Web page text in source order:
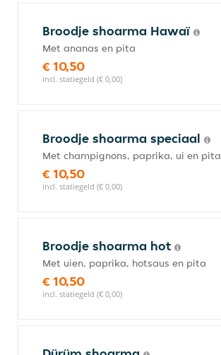
Broodje shoarma Hawaï
Met ananas en pita
€ 10,50
incl. statiegeld (€ 0,00)
Broodje shoarma speciaal
Met champignons, paprika, ui en pita
€ 10,50
incl. statiegeld (€ 0,00)
Broodje shoarma hot
Met uien, paprika, hotsaus en pita
€ 10,50
incl. statiegeld (€ 0,00)